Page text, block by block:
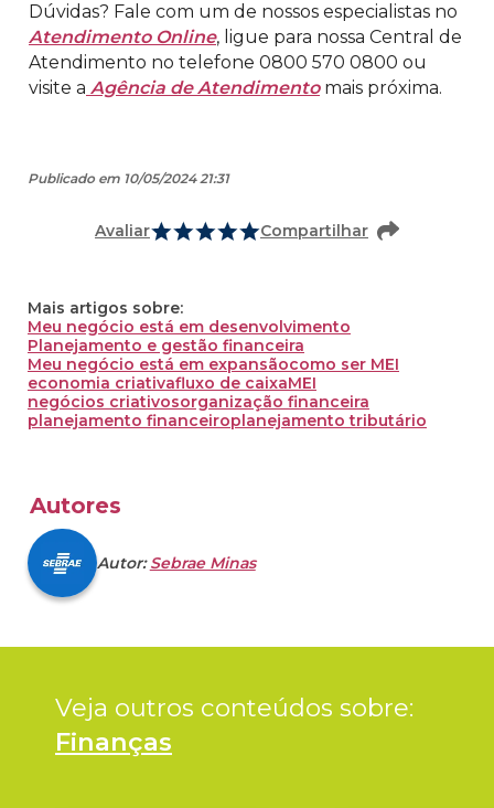
Dúvidas? Fale com um de nossos especialistas no
Atendimento Online, ligue para nossa Central de
Atendimento no telefone 0800 570 0800 ou
visite a Agência de Atendimentomais próxima.
Publicado em 10/05/2024 21:31
Avaliar Compartilhar
Mais artigos sobre:
Meu negócio está em desenvolvimento
Planejamento e gestão financeira
Meu negócio está em expansãocomo ser MEI
economia criativafluxo de caixaMEI
negócios criativosorganização financeira
planejamento financeiroplanejamento tributário
Autores
Autor:Sebrae Minas
Finanças